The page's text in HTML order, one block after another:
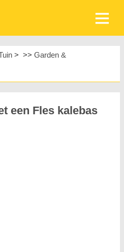
> >> Garden &
een Fles kalebas